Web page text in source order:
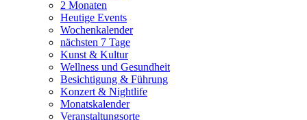
2 Monaten
Heutige Events
Wochenkalender
nächsten 7 Tage
Kunst & Kultur
Wellness und Gesundheit
Besichtigung & Führung
Konzert & Nightlife
Monatskalender
Veranstaltungsorte